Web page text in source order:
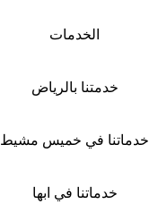
الخدمات
خدمتنا بالرياض
خدماتنا في خميس مشيط
خدماتنا في ابها